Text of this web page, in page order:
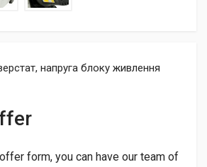
напруга блоку живлення
form, you can have our team of